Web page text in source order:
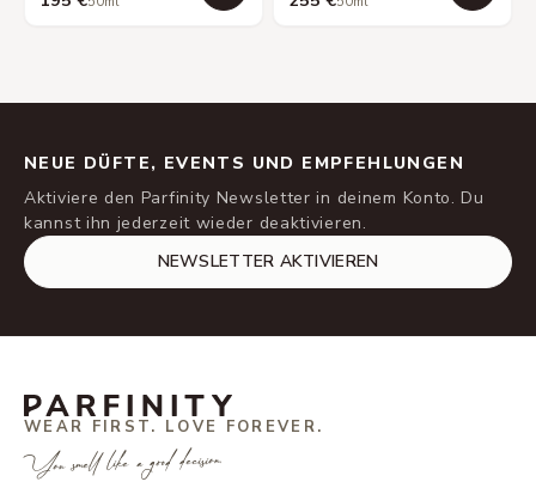
NEUE DÜFTE, EVENTS UND EMPFEHLUNGEN
Aktiviere den Parfinity Newsletter in deinem Konto. Du
kannst ihn jederzeit wieder deaktivieren.
NEWSLETTER AKTIVIEREN
WEAR FIRST. LOVE FOREVER.
You smell like a good decision.